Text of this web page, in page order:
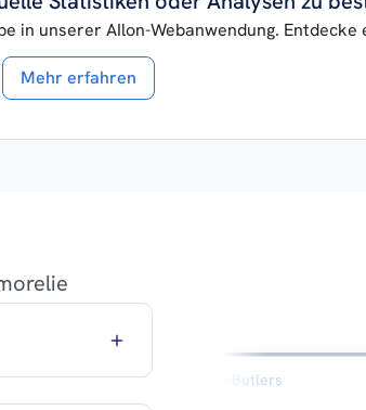
in unserer AIlon-Webanwendung.
Mehr erfahren